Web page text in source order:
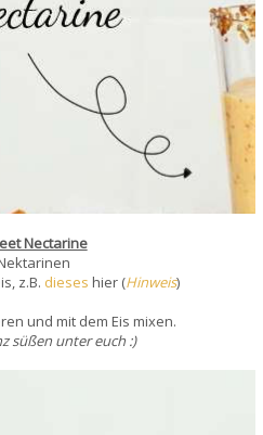
Nectarine
z.B. dieses hier (Hinweis)
und mit dem Eis mixen.
süßen unter euch :)